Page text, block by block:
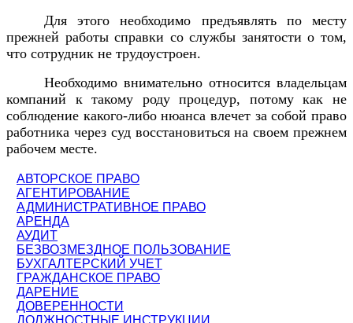
Для этого необходимо предъявлять по месту
прежней работы справки со службы занятости о том,
что сотрудник не трудоустроен.
Необходимо внимательно относится владельцам
компаний к такому роду процедур, потому как не
соблюдение какого-либо нюанса влечет за собой право
работника через суд восстановиться на своем прежнем
рабочем месте.
АВТОРСКОЕ ПРАВО
АГЕНТИРОВАНИЕ
АДМИНИСТРАТИВНОЕ ПРАВО
АРЕНДА
АУДИТ
БЕЗВОЗМЕЗДНОЕ ПОЛЬЗОВАНИЕ
БУХГАЛТЕРСКИЙ УЧЕТ
ГРАЖДАНСКОЕ ПРАВО
ДАРЕНИЕ
ДОВЕРЕННОСТИ
ДОЛЖНОСТНЫЕ ИНСТРУКЦИИ